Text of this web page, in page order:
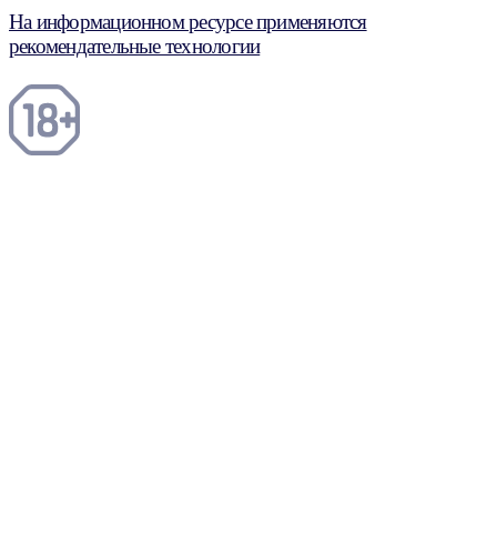
На информационном ресурсе применяются
рекомендательные технологии